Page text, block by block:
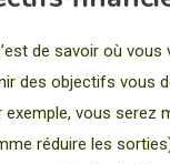
de savoir où
des objectifs vous
exemple, vous
réduire les